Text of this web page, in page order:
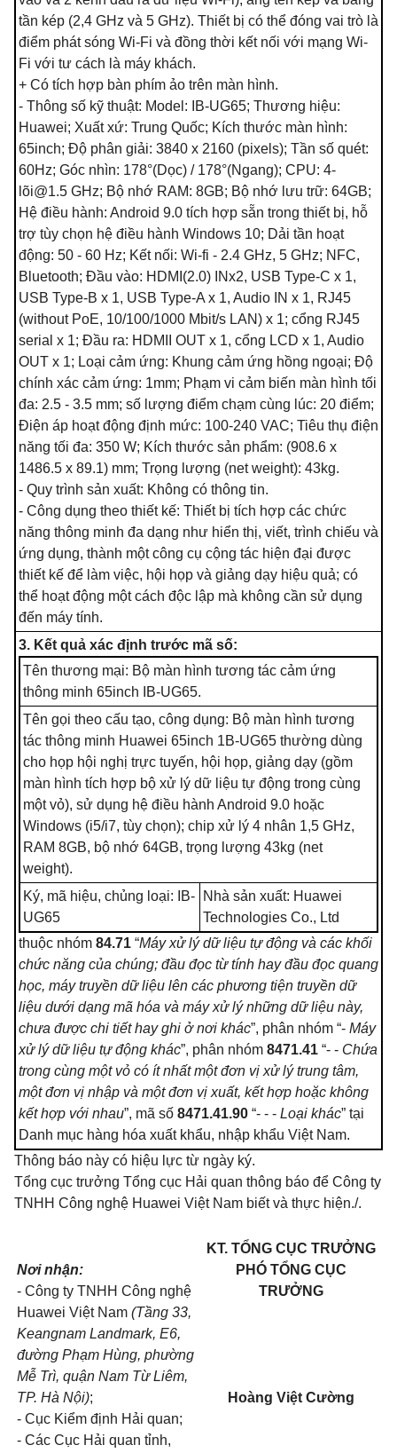
tần kép (2,4 GHz và 5 GHz). Thiết bị có thể đóng vai trò là
điểm phát sóng Wi-Fi và đồng thời kết nối với mạng Wi-
Fi với tư cách là máy khách.
+ Có tích hợp bàn phím ảo trên màn hình.
- Thông số kỹ thuật: Model: IB-UG65; Thương hiệu:
Huawei; Xuất xứ: Trung Quốc; Kích thước màn hình:
65inch; Độ phân giải: 3840 x 2160 (pixels); Tần số quét:
60Hz; Góc nhìn: 178°(Dọc) / 178°(Ngang); CPU: 4-
lõi@1.5 GHz; Bộ nhớ RAM: 8GB; Bộ nhớ lưu trữ: 64GB;
Hệ điều hành: Android 9.0 tích hợp sẵn trong thiết bị, hỗ
trợ tùy chọn hệ điều hành Windows 10; Dải tần hoạt
động: 50 - 60 Hz; Kết nối: Wi-fi - 2.4 GHz, 5 GHz; NFC,
Bluetooth; Đầu vào: HDMI(2.0) INx2, USB Type-C x 1,
USB Type-B x 1, USB Type-A x 1, Audio IN x 1, RJ45
(without PoE, 10/100/1000 Mbit/s LAN) x 1; cổng RJ45
serial x 1; Đầu ra: HDMII OUT x 1, cổng LCD x 1, Audio
OUT x 1; Loại cảm ứng: Khung cảm ứng hồng ngoại; Độ
chính xác cảm ứng: 1mm; Phạm vi cảm biến màn hình tối
đa: 2.5 - 3.5 mm; số lượng điểm chạm cùng lúc: 20 điểm;
Điện áp hoạt động định mức: 100-240 VAC; Tiêu thụ điện
năng tối đa: 350 W; Kích thước sản phẩm: (908.6 x
1486.5 x 89.1) mm; Trọng lượng (net weight): 43kg.
- Quy trình sản xuất: Không có thông tin.
- Công dụng theo thiết kế: Thiết bị tích hợp các chức
năng thông minh đa dạng như hiển thị, viết, trình chiếu và
ứng dụng, thành một công cụ cộng tác hiện đại được
thiết kế để làm việc, hội họp và giảng dạy hiệu quả; có
thể hoạt động một cách độc lập mà không cần sử dụng
đến máy tính.
3. Kết quả xác định trước mã số:
Tên thương mại: Bộ màn hình tương tác cảm ứng
thông minh 65inch IB-UG65.
Tên gọi theo cấu tạo, công dụng: Bộ màn hình tương
tác thông minh Huawei 65inch 1B-UG65 thường dùng
cho họp hội nghị trực tuyến, hội họp, giảng dạy (gồm
màn hình tích hợp bộ xử lý dữ liệu tự động trong cùng
một vỏ), sử dụng hệ điều hành Android 9.0 hoặc
Windows (i5/i7, tùy chọn); chip xử lý 4 nhân 1,5 GHz,
RAM 8GB, bộ nhớ 64GB, trọng lượng 43kg (net
weight).
Ký, mã hiệu, chủng loại: IB-
UG65
Nhà sản xuất: Huawei
Technologies Co., Ltd
thuộc nhóm 84.71 “Máy xử lý dữ liệu tự động và các khối
chức năng của chúng; đầu đọc từ tính hay đầu đọc quang
học, máy truyền dữ liệu lên các phương tiện truyền dữ
liệu dưới dạng mã hóa và máy xử lý những dữ liệu này,
chưa được chi tiết hay ghi ở nơi khác”, phân nhóm “- Máy
xử lý dữ liệu tự động khác”, phân nhóm 8471.41 “- - Chứa
trong cùng một vỏ có ít nhất một đơn vị xử lý trung tâm,
một đơn vị nhập và một đơn vị xuất, kết hợp hoặc không
kết hợp với nhau”, mã số 8471.41.90 “- - - Loại khác” tại
Danh mục hàng hóa xuất khẩu, nhập khẩu Việt Nam.
Thông báo này có hiệu lực từ ngày ký.
Tổng cục trưởng Tổng cục Hải quan thông báo để Công ty
TNHH Công nghệ Huawei Việt Nam biết và thực hiện./.
Nơi nhận:
- Công ty TNHH Công nghệ
Huawei Việt Nam (Tầng 33,
Keangnam Landmark, E6,
đường Phạm Hùng, phường
Mễ Trì, quận Nam Từ Liêm,
TP. Hà Nội);
- Cục Kiểm định Hải quan;
- Các Cục Hải quan tỉnh,
KT. TỔNG CỤC TRƯỞNG
PHÓ TỔNG CỤC
TRƯỞNG
Hoàng Việt Cường